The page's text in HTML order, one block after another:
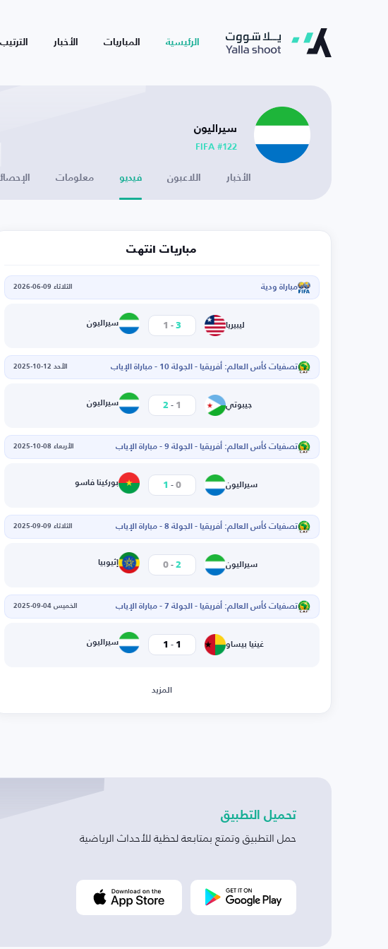
الرئيسية المباريات الأخبار الترتيب
سيراليون
FIFA #122
الأخبار اللاعبون فيديو معلومات
مباريات انتهت
مباراة ودية الثلاثاء 09-06-2026
ليبيريا 3
-
1 سيراليون
تصفيات كأس العالم: أفريقيا - الجولة 10 - مباراة الإياب الأحد 12-10-2025
جيبوتي 1
-
2 سيراليون
تصفيات كأس العالم: أفريقيا - الجولة 9 - مباراة الإياب الأربعاء 08-10-2025
سيراليون 0
-
1 بوركينا فاسو
تصفيات كأس العالم: أفريقيا - الجولة 8 - مباراة الإياب الثلاثاء 09-09-2025
سيراليون 2
-
0 إثيوبيا
تصفيات كأس العالم: أفريقيا - الجولة 7 - مباراة الإياب الخميس 04-09-2025
غينيا بيساو 1
-
1 سيراليون
المزيد
تحميل التطبيق
حمل التطبيق وتمتع بمتابعة لحظية للأحداث الرياضية